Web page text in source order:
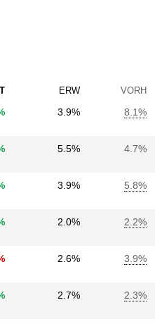
ERW VORH
3.9% 8.1%
5.5% 4.7%
3.9% 5.8%
2.0% 2.2%
2.6% 3.9%
2.7% 2.3%